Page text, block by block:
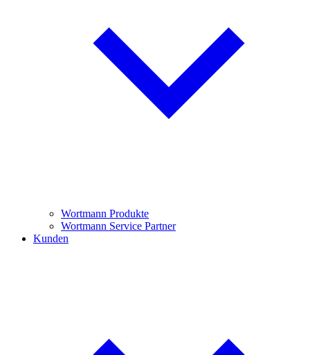
Wortmann Produkte
Wortmann Service Partner
Kunden